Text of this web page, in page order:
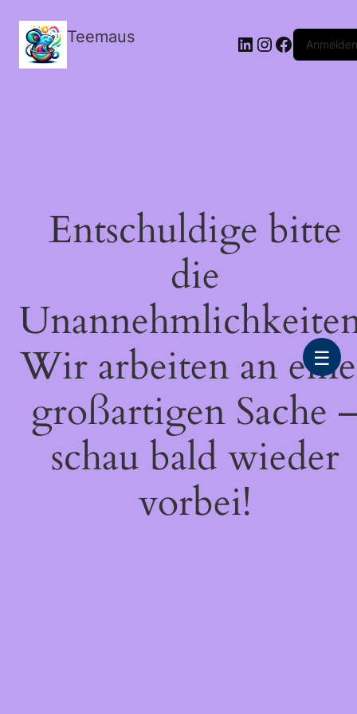
Teemaus LinkedIn
Instagram
FacebookAnmelden
Entschuldige bitte
die
Wir arbeiten an
großartigen Sache
schau bald wieder
vorbei!
☰